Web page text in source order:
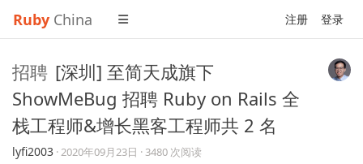
Ruby China 注册 登录
招聘 [深圳] 至简天成旗下
ShowMeBug 招聘 Ruby on Rails 全
栈工程师&增长黑客工程师共 2 名
lyfi2003 ·2020年09月23日 · 3480 次阅读